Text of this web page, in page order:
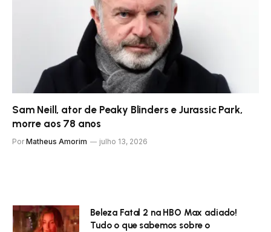
Sam Neill, ator de Peaky Blinders e Jurassic Park,
morre aos 78 anos
Por Matheus Amorim julho 13, 2026
Beleza Fatal 2 na HBO Max adiado!
Tudo o que sabemos sobre o